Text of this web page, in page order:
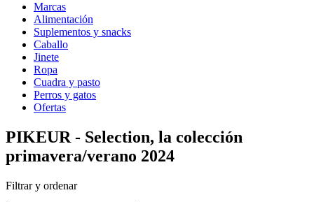
Marcas
Alimentación
Suplementos y snacks
Caballo
Jinete
Ropa
Cuadra y pasto
Perros y gatos
Ofertas
PIKEUR - Selection, la colección
primavera/verano 2024
Filtrar y ordenar